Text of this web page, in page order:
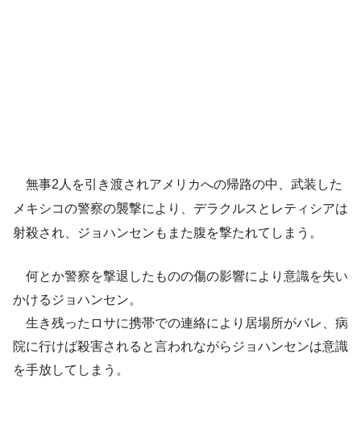
無事2人を引き渡されアメリカへの帰路の中、武装した
メキシコの警察の襲撃により、デラクルスとレティシアは
射殺され、ジョハンセンもまた腹を撃たれてしまう。
何とか警察を撃退したものの傷の影響により意識を失い
かけるジョハンセン。
生き残ったロサに携帯での連絡により居場所がバレ、病
院に行けば殺害されると言われながらジョハンセンは意識
を手放してしまう。